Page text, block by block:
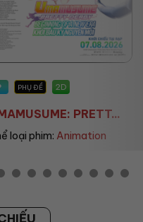
PHỤ ĐỀ/LỒNG TIẾNG
LAND OF SOME...
loại phim:Animation